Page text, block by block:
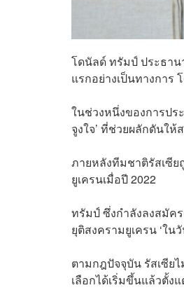
โดนัลด์ ทรัมป์ ประธา
แรกอย่างเป็นทางการ
ในช่วงหนึ่งของการปร
จูงใจ’ ที่ช่วยผลักดันให้
ภายหลังทีมชาติรัสเซี
ยูเครนเมื่อปี 2022
ทรัมป์ ซึ่งกำลังลงสมัค
ยุติสงครามยูเครน ‘ใน
ตามกฎปัจจุบัน รัสเซีย
เลือกได้เริ่มขึ้นแล้วตั้ง